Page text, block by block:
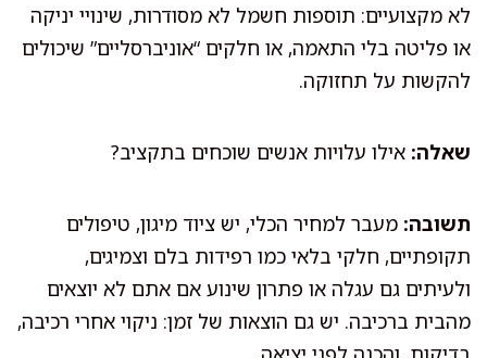
לא מקצועיים: תוספות חשמל לא מסודרות, שינויי יניקה
או פליטה בלי התאמה, או חלקים “אוניברסליים” שיכולים
להקשות על תחזוקה.
שאלה: אילו עלויות אנשים שוכחים בתקציב?
תשובה: מעבר למחיר הכלי, יש ציוד מיגון, טיפולים
תקופתיים, חלקי בלאי כמו רפידות בלם וצמיגים,
ולעיתים גם עגלה או פתרון שינוע אם אתם לא יוצאים
מהבית ברכיבה. יש גם הוצאות של זמן: ניקוי אחרי רכיבה,